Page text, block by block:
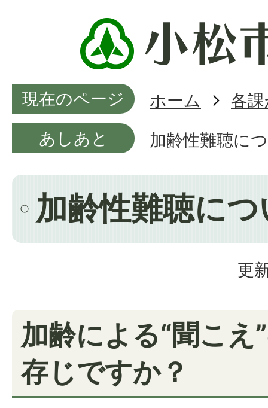
現在のページ ホーム
各
あしあと
加齢性難聴に
加齢性難聴に
更
加齢による“聞こえ
存じですか？